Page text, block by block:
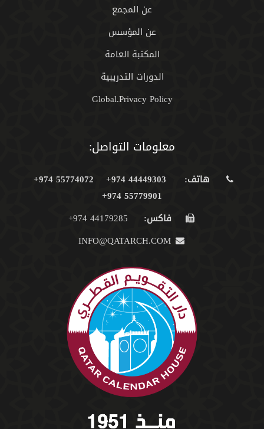
عن المجمع
عن المؤسس
المكتبة العامة
الدورات التدريبية
Global.Privacy Policy
معلومات التواصل:
هاتف: 44449303 974+
55774072 974+
55779901 974+
فاكس: